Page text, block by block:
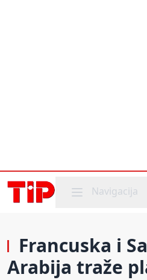
Mobile menu
Navigacija
Francuska i
Arabija traže